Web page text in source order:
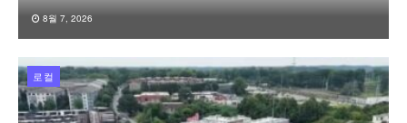
8월 7, 2026
로컬